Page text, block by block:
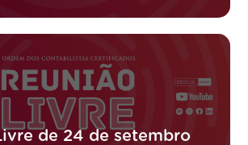
de 24 de setembro